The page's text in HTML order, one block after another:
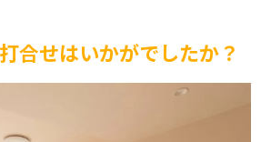
合せはいかがでしたか？